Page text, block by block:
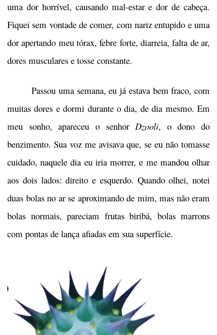
uma dor horrível, causando mal-estar e dor de cabeça.
Fiquei sem vontade de comer, com nariz entupido e uma
dor apertando meu tórax, febre forte, diarreia, falta de ar,
dores musculares e tosse constante.
Passou uma semana, eu já estava bem fraco, com
muitas dores e dormi durante o dia, de dia mesmo. Em
meu sonho, apareceu o senhorDzooli, o dono do
benzimento. Sua voz me avisava que, se eu não tomasse
cuidado, naquele dia eu iria morrer, e me mandou olhar
aos dois lados: direito e esquerdo. Quando olhei, notei
duas bolas no ar se aproximando de mim, mas não eram
bolas normais, pareciam frutas biribá, bolas marrons
com pontas de lança afiadas em sua superfície.